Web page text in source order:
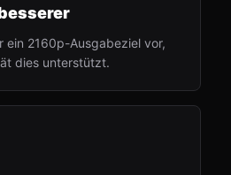
ein 2160p-Ausgabeziel vor,
dies unterstützt.